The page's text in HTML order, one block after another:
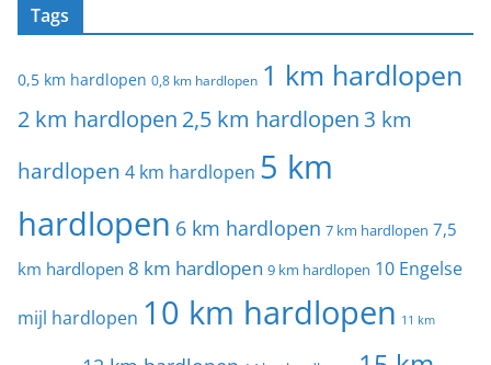
Tags
0,5 km hardlopen 0,8 km hardlopen 1 km hardlopen
2 km hardlopen 2,5 km hardlopen 3 km
hardlopen 4 km hardlopen 5 km
hardlopen 6 km hardlopen 7 km hardlopen 7,5
km hardlopen 8 km hardlopen 9 km hardlopen 10 Engelse
mijl hardlopen 10 km hardlopen 11 km